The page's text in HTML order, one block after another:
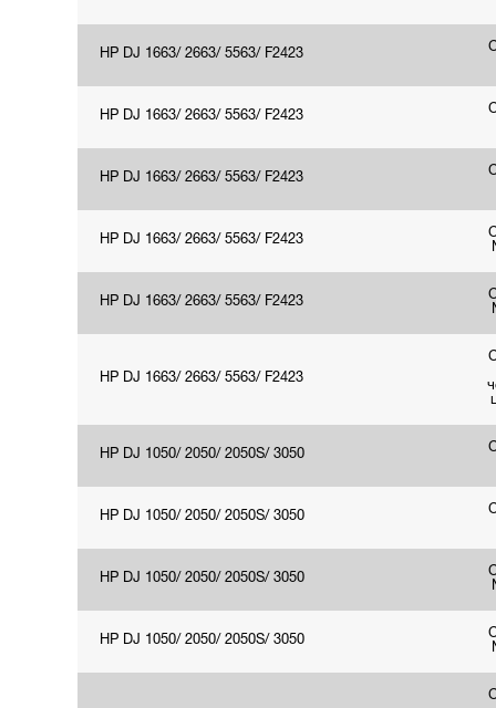
HP DJ 1663/ 2663/ 5563/ F2423
HP DJ 1663/ 2663/ 5563/ F2423
HP DJ 1663/ 2663/ 5563/ F2423
HP DJ 1663/ 2663/ 5563/ F2423
HP DJ 1663/ 2663/ 5563/ F2423
HP DJ 1663/ 2663/ 5563/ F2423
HP DJ 1050/ 2050/ 2050S/ 3050
HP DJ 1050/ 2050/ 2050S/ 3050
HP DJ 1050/ 2050/ 2050S/ 3050
HP DJ 1050/ 2050/ 2050S/ 3050